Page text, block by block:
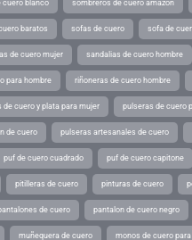
cuero blanco sombreros de cuero amazon
baratos sofas de cuero sofa de
de cuero mujer sandalias de cuero hombre
para hombre riñoneras de cuero hombre
de cuero y plata para mujer pulseras de cuero
de cuero pulseras artesanales de cuero
puf de cuero cuadrado puf de cuero capitone
pitilleras de cuero pinturas de cuero
de cuero pantalon de cuero negro
muñequera de cuero monos de cuero